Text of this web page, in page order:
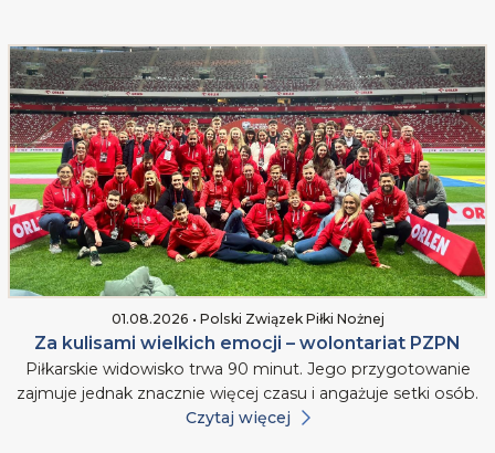
01.08.2026 • Polski Związek Piłki Nożnej
Za kulisami wielkich emocji – wolontariat PZPN
Piłkarskie widowisko trwa 90 minut. Jego przygotowanie
zajmuje jednak znacznie więcej czasu i angażuje setki osób.
Czytaj więcej